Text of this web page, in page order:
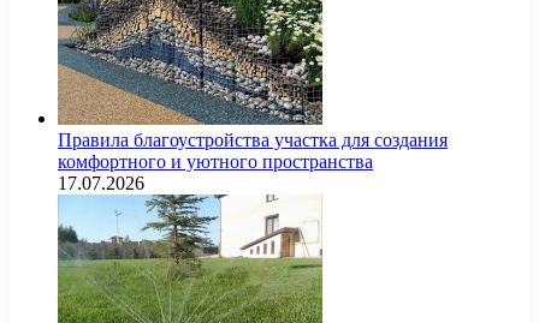
Правила благоустройства участка для создания
комфортного и уютного пространства
17.07.2026